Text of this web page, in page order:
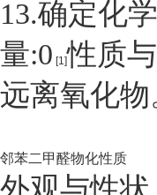
13.确定化
量:0 [1]性质
远离氧化物
邻苯二甲醛物化性质
外观与性